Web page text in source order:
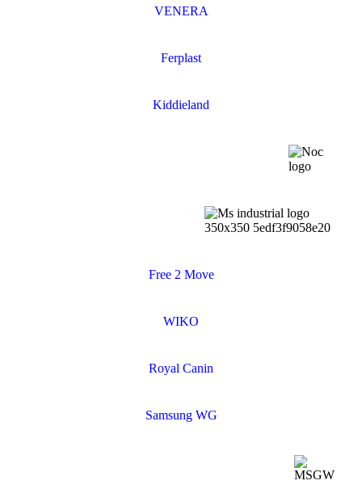
VENERA
Ferplast
Kiddieland
Free 2 Move
WIKO
Royal Canin
Samsung WG